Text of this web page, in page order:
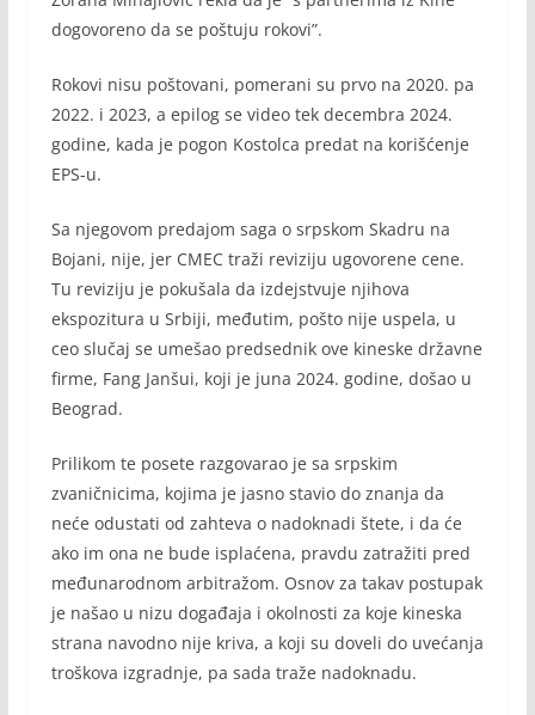
dogovoreno da se poštuju rokovi”.
Rokovi nisu poštovani, pomerani su prvo na 2020. pa
2022. i 2023, a epilog se video tek decembra 2024.
godine, kada je pogon Kostolca predat na korišćenje
EPS-u.
Sa njegovom predajom saga o srpskom Skadru na
Bojani, nije, jer CMEC traži reviziju ugovorene cene.
Tu reviziju je pokušala da izdejstvuje njihova
ekspozitura u Srbiji, međutim, pošto nije uspela, u
ceo slučaj se umešao predsednik ove kineske državne
firme, Fang Janšui, koji je juna 2024. godine, došao u
Beograd.
Prilikom te posete razgovarao je sa srpskim
zvaničnicima, kojima je jasno stavio do znanja da
neće odustati od zahteva o nadoknadi štete, i da će
ako im ona ne bude isplaćena, pravdu zatražiti pred
međunarodnom arbitražom. Osnov za takav postupak
je našao u nizu događaja i okolnosti za koje kineska
strana navodno nije kriva, a koji su doveli do uvećanja
troškova izgradnje, pa sada traže nadoknadu.